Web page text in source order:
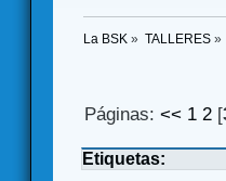
La BSK » TALLERES»
Páginas:<< 1 2 [
Etiquetas: